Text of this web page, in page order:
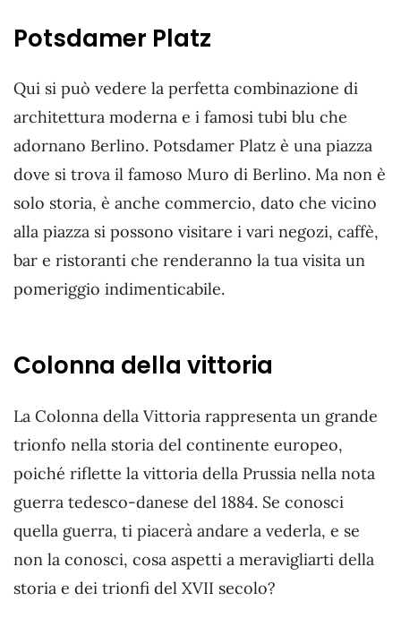
Potsdamer Platz
Qui si può vedere la perfetta combinazione di
architettura moderna e i famosi tubi blu che
adornano Berlino. Potsdamer Platz è una piazza
dove si trova il famoso Muro di Berlino. Ma non è
solo storia, è anche commercio, dato che vicino
alla piazza si possono visitare i vari negozi, caffè,
bar e ristoranti che renderanno la tua visita un
pomeriggio indimenticabile.
Colonna della vittoria
La Colonna della Vittoria rappresenta un grande
trionfo nella storia del continente europeo,
poiché riflette la vittoria della Prussia nella nota
guerra tedesco-danese del 1884. Se conosci
quella guerra, ti piacerà andare a vederla, e se
non la conosci, cosa aspetti a meravigliarti della
storia e dei trionfi del XVII secolo?